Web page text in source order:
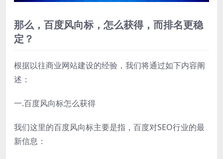
那么，百度风向标，怎么获得，而排名更稳
定？
根据以往商业网站建设的经验，我们将通过如下内容阐
述：
一.百度风向标怎么获得
我们这里的百度风向标主要是指，百度对SEO行业的最
新信息：